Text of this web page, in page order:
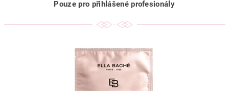
Pouze pro přihlášené profesionály